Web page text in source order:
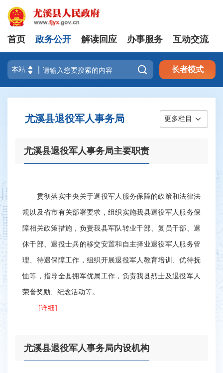
首页 政务公开 解读回应 办事服务 互动交流
 长者模式
尤溪县退役军人事务局 更多栏目
尤溪县退役军人事务局主要职责
贯彻落实中央关于退役军人服务保障的政策和法律法
规以及省市有关部署要求，组织实施我县退役军人服务保
障相关政策措施，负责我县军队转业干部、复员干部、退
休干部、退役士兵的移交安置和自主择业退役军人服务管
理、待遇保障工作，组织开展退役军人教育培训、优待抚
恤等，指导全县拥军优属工作，负责我县烈士及退役军人
荣誉奖励、纪念活动等。
[详细]
尤溪县退役军人事务局内设机构